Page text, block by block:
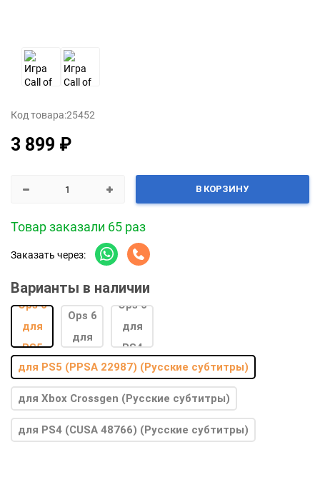
Код товара:25452
3 899 ₽
В КОРЗИНУ
Товар заказали 65 раз
Заказать через:
Варианты в наличии
для PS5 (PPSA 22987) (Русские субтитры)
для Xbox Crossgen (Русские субтитры)
для PS4 (CUSA 48766) (Русские субтитры)